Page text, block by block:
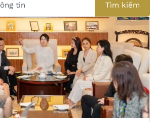
Tìm kiếm